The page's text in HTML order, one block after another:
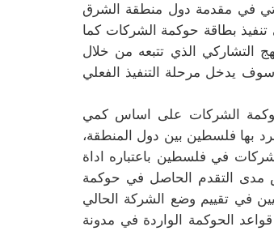
في مقدمة دول منطقة الشرق
بطاقة حوكمة الشركات كما
التشاركي الذي تتبعه من خلال
يدخل مرحلة التنفيذ الفعلي
حوكمة الشركات على اساس كمي
بها فلسطين بين دول المنطقة،
في فلسطين باعتباره اداة
مدى التقدم الحاصل في حوكمة
في تقييم وضع الشركة الحالي
الحوكمة الواردة في مدونة